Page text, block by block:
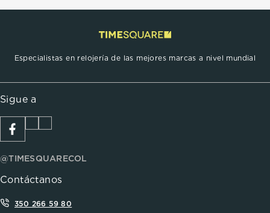
Especialistas en relojería de las mejores marcas a nivel mundial
Sigue a
@TIMESQUARECOL
Contáctanos
350 266 59 80